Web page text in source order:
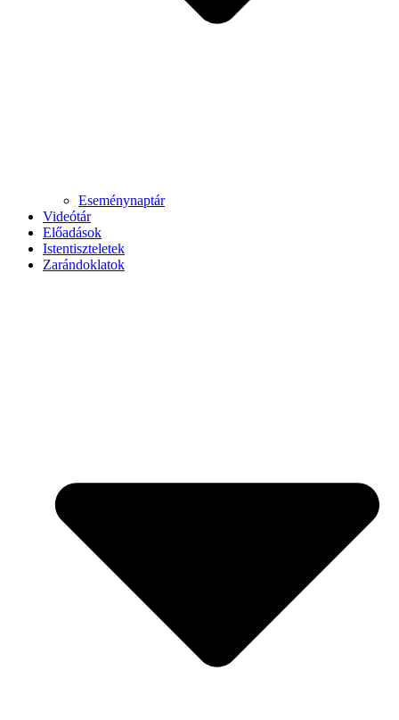
Eseménynaptár
Videótár
Előadások
Istentiszteletek
Zarándoklatok